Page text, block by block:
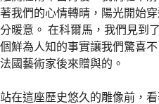
著我們的心情轉晴，陽光開始
分暖意。 在科爾馬，我們見到
個鮮為人知的事實讓我們驚喜
法國藝術家後來贈與的。
站在這座歷史悠久的雕像前，